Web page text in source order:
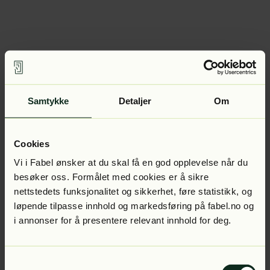
Samtykke Detaljer Om
Cookies
Vi i Fabel ønsker at du skal få en god opplevelse når du
besøker oss. Formålet med cookies er å sikre
nettstedets funksjonalitet og sikkerhet, føre statistikk, og
løpende tilpasse innhold og markedsføring på fabel.no og
i annonser for å presentere relevant innhold for deg.